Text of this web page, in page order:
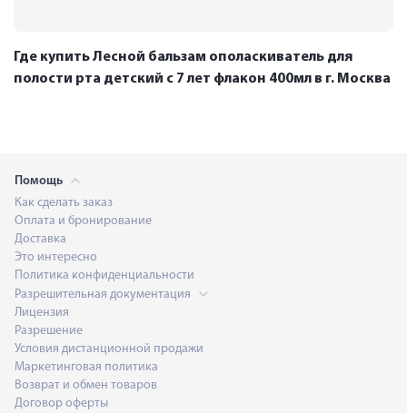
Где купить Лесной бальзам ополаскиватель для
полости рта детский с 7 лет флакон 400мл в г. Москва
Помощь
Как сделать заказ
Оплата и бронирование
Доставка
Это интересно
Политика конфиденциальности
Разрешительная документация
Лицензия
Разрешение
Условия дистанционной продажи
Маркетинговая политика
Возврат и обмен товаров
Договор оферты